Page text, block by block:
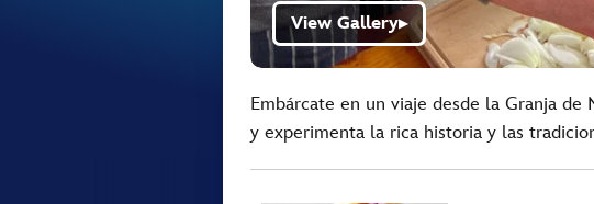
View Gallery▶
Embárcate en un viaje desde la Granja de
y experimenta la rica historia y las